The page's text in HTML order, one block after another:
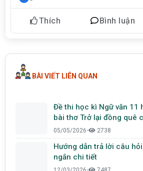
Thích Bình luận
BÀI VIẾT LIÊN QUAN
Đề thi học kì Ngữ văn 11
bài thơ Trở lại đồng quê
05/05/2026• 2738
Hướng dẫn trả lời câu
ngắn chi tiết